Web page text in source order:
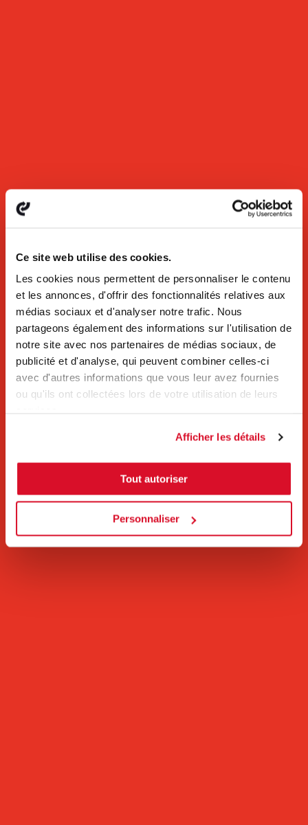
Ce site web utilise des cookies.
Les cookies nous permettent de personnaliser le contenu
et les annonces, d'offrir des fonctionnalités relatives aux
médias sociaux et d'analyser notre trafic. Nous
partageons également des informations sur l'utilisation de
notre site avec nos partenaires de médias sociaux, de
publicité et d'analyse, qui peuvent combiner celles-ci
avec d'autres informations que vous leur avez fournies
ou qu'ils ont collectées lors de votre utilisation de leurs
Afficher les détails
Tout autoriser
Personnaliser